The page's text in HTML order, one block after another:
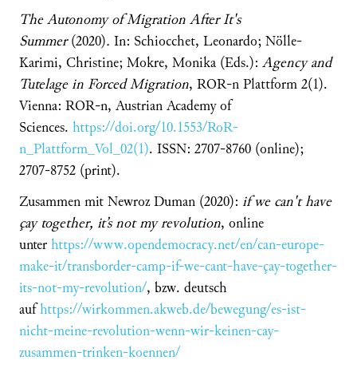
The Autonomy of Migration After It's
Summer(2020). In: Schiocchet, Leonardo; Nölle-
Karimi, Christine; Mokre, Monika (Eds.): Agency and
Tutelage in Forced Migration, ROR-n Plattform 2(1).
Vienna: ROR-n, Austrian Academy of
Sciences. https://doi.org/10.1553/RoR-
n_Plattform_Vol_02(1). ISSN: 2707-8760 (online);
2707-8752 (print).
Zusammen mit Newroz Duman (2020): if we can't have
çay together, it’s not my revolution, online
unterhttps://www.opendemocracy.net/en/can-europe-
make-it/transborder-camp-if-we-cant-have-çay-together-
its-not-my-revolution/, bzw. deutsch
aufhttps://wirkommen.akweb.de/bewegung/es-ist-
nicht-meine-revolution-wenn-wir-keinen-cay-
zusammen-trinken-koennen/